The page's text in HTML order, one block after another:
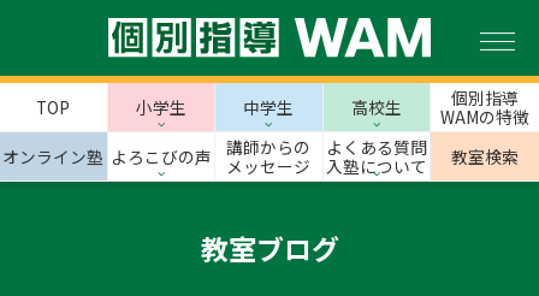
TOP 小学生 中学生 高校生
個別指導
WAMの特徴
オンライン塾 よろこびの声
講師からの
メッセージ
よくある質問
入塾について
教室検索
教室ブログ